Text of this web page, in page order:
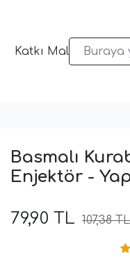
Katkı Malzemeleri
Basmalı
Enjektör -
79,90 TL 107,38 TL